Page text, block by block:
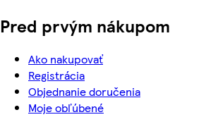
Pred prvým nákupom
Ako nakupovať
Registrácia
Objednanie doručenia
Moje obľúbené